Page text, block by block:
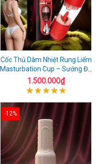
Cốc Thủ Dâm Nhiệt Rung Liếm
Masturbation Cup – Sướng Đã
Đời
1.500.000₫
-12%